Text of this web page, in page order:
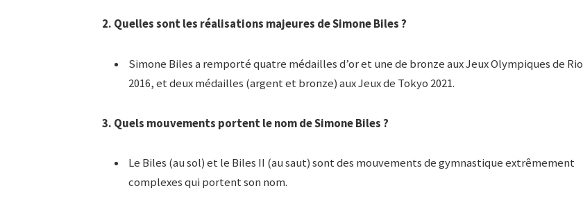
2. Quelles sont les réalisations majeures de Simone Biles ?
Simone Biles a remporté quatre médailles d’or et une de bronze aux Jeux Olympiques de Rio
2016, et deux médailles (argent et bronze) aux Jeux de Tokyo 2021.
3. Quels mouvements portent le nom de Simone Biles ?
Le Biles (au sol) et le Biles II (au saut) sont des mouvements de gymnastique extrêmement
complexes qui portent son nom.